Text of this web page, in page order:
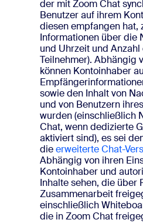
der mit Zoom Chat
Benutzer auf ihrem
diesen empfangen hat,
Informationen über die
und Uhrzeit und
Teilnehmer). Abhängig
können Kontoinhaber
sowie den Inhalt von
und von Benutzern
wurden (einschließlich
Chat, wenn dedizierte
aktiviert sind), es sei
dieerweiterte Chat-
Abhängig von ihren
Kontoinhaber und
Inhalte sehen, die über
Zusammenarbeit
einschließlich
die in Zoom Chat